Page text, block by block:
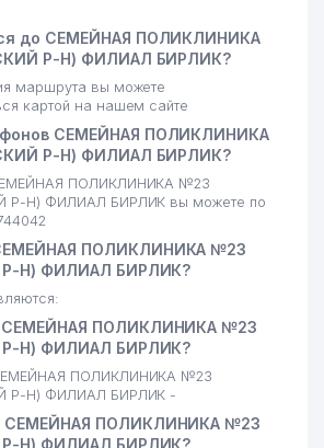
до СЕМЕЙНАЯ ПОЛИКЛИНИКА
Р-Н) ФИЛИАЛ БИРЛИК?
маршрута вы можете
картой на нашем сайте
СЕМЕЙНАЯ ПОЛИКЛИНИКА
Р-Н) ФИЛИАЛ БИРЛИК?
ПОЛИКЛИНИКА №23
Р-Н) ФИЛИАЛ БИРЛИК вы можете по
ПОЛИКЛИНИКА №23
Н) ФИЛИАЛ БИРЛИК?
СЕМЕЙНАЯ ПОЛИКЛИНИКА №23
Н) ФИЛИАЛ БИРЛИК?
ПОЛИКЛИНИКА №23
Р-Н) ФИЛИАЛ БИРЛИК -
СЕМЕЙНАЯ ПОЛИКЛИНИКА №23
Н) ФИЛИАЛ БИРЛИК?